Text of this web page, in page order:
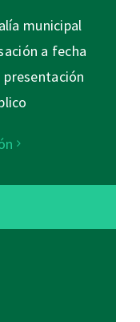
municipal
a fecha